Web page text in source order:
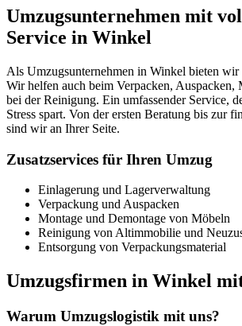
Umzugsunternehmen mit
Service in Winkel
Als Umzugsunternehmen in Winkel bieten wir
Wir helfen auch beim Verpacken, Auspacken,
bei der Reinigung. Ein umfassender Service,
Stress spart. Von der ersten Beratung bis zur
sind wir an Ihrer Seite.
Zusatzservices für Ihren Umzug
Einlagerung und Lagerverwaltung
Verpackung und Auspacken
Montage und Demontage von Möbeln
Reinigung von Altimmobilie und
Entsorgung von Verpackungsmaterial
Umzugsfirmen in Winkel
Warum Umzugslogistik mit uns?